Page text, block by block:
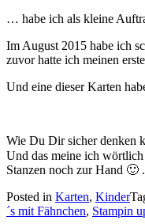
… habe ich als kleine
Im August 2015 habe ich
zuvor hatte ich meinen
Und eine dieser Karten
Wie Du Dir sicher denken
Und das meine ich
Stanzen noch zur Hand 🙂 .
Posted in Karten, Kinder
´s mit Fähnchen, Stampin